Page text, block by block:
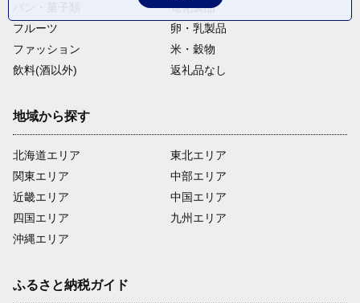
電化製品
フルーツ
卵・乳製品
ファッション
米・穀物
飲料(酒以外)
返礼品なし
地域から探す
北海道エリア
関東エリア
近畿エリア
四国エリア
沖縄エリア
東北エリア
中部エリア
中国エリア
九州エリア
ふるさと納税ガイド